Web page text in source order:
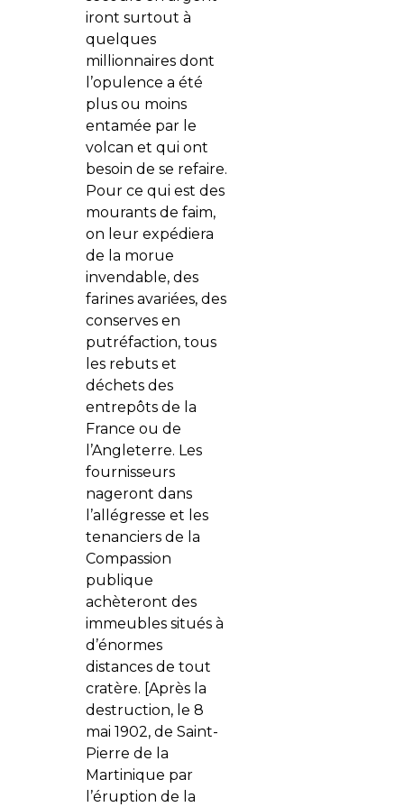
iront surtout à
quelques
millionnaires dont
l’opulence a été
plus ou moins
entamée par le
volcan et qui ont
besoin de se refaire.
Pour ce qui est des
mourants de faim,
on leur expédiera
de la morue
invendable, des
farines avariées, des
conserves en
putréfaction, tous
les rebuts et
déchets des
entrepôts de la
France ou de
l’Angleterre. Les
fournisseurs
nageront dans
l’allégresse et les
tenanciers de la
Compassion
publique
achèteront des
immeubles situés à
d’énormes
distances de tout
cratère. [Après la
destruction, le 8
mai 1902, de Saint-
Pierre de la
Martinique par
l’éruption de la